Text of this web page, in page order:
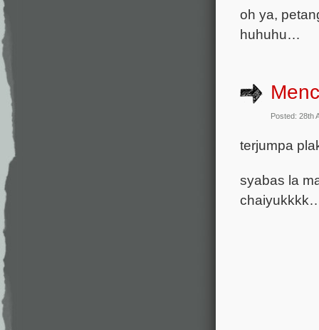
oh ya,
huhuhu…
Posted: 28th
terjumpa
syabas la